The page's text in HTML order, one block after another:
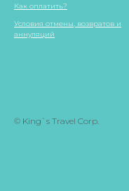
Как оплатить?
Условия отмены, возвратов и
аннуляций
© King`s Travel Corp.